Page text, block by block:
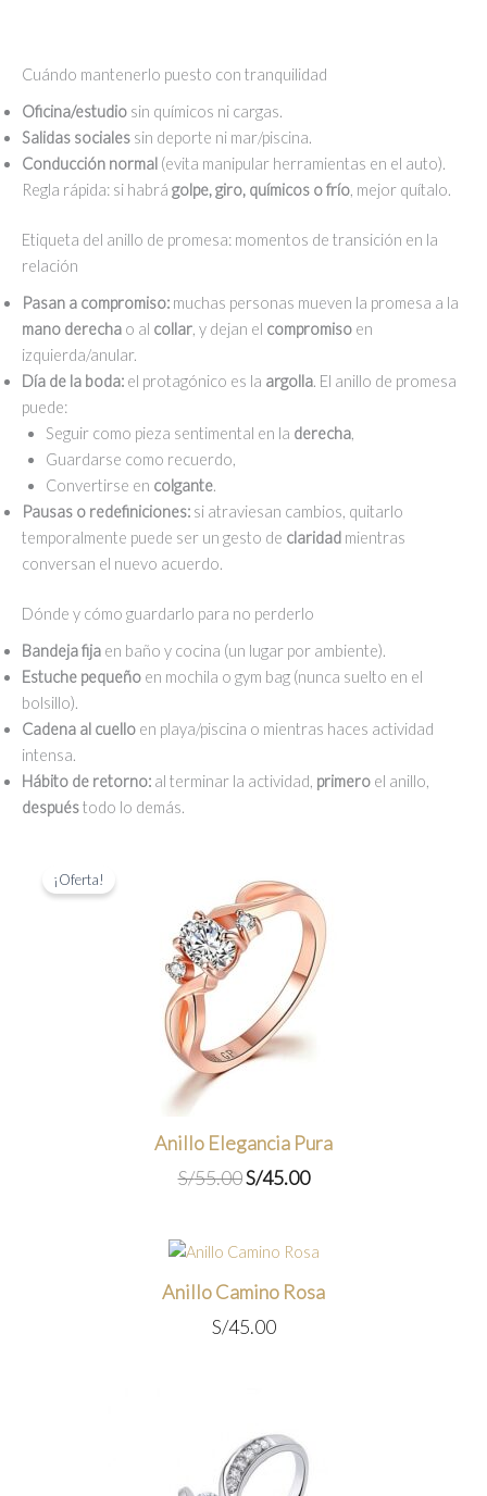
Cuándo mantenerlo puesto con tranquilidad
Oficina/estudio sin químicos ni cargas.
Salidas sociales sin deporte ni mar/piscina.
Conducción normal (evita manipular herramientas en el auto).
Regla rápida: si habrá golpe, giro, químicos o frío, mejor quítalo.
Etiqueta del anillo de promesa: momentos de transición en la
relación
Pasan a compromiso: muchas personas mueven la promesa a la
mano derecha o al collar, y dejan el compromiso en
izquierda/anular.
Día de la boda: el protagónico es la argolla. El anillo de promesa
puede:
Seguir como pieza sentimental en la derecha,
Guardarse como recuerdo,
Convertirse en colgante.
Pausas o redefiniciones: si atraviesan cambios, quitarlo
temporalmente puede ser un gesto de claridad mientras
conversan el nuevo acuerdo.
Dónde y cómo guardarlo para no perderlo
Bandeja fija en baño y cocina (un lugar por ambiente).
Estuche pequeño en mochila o gym bag (nunca suelto en el
bolsillo).
Cadena al cuello en playa/piscina o mientras haces actividad
intensa.
Hábito de retorno: al terminar la actividad, primero el anillo,
despuéstodo lo demás.
¡Oferta!
Anillo Elegancia Pura
S/55.00El
era:
S/45.00El
es:
Anillo Camino Rosa
S/45.00